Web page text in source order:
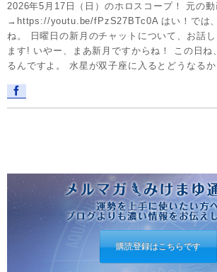
2026年5月17日（日）のホロスコープ！ 元の動
→https://youtu.be/fPzS27BTc0A はい！では
ね。 日曜日の新月のチャットについて、お話
ます! いやー、まあ新月ですからね！ この日ね
るんですよ。 水星が双子座に入るとどうなる
購読登録はこちらです